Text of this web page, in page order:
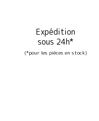
Expédition
sous 24h*
(*pour les pièces en stock)